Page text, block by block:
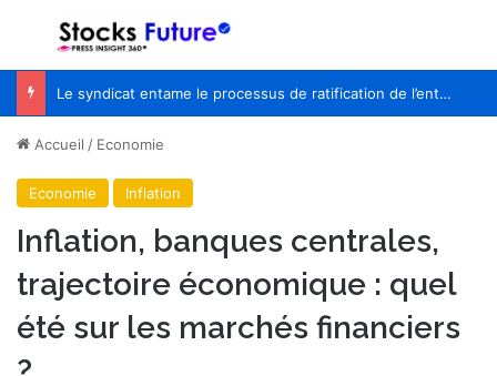
Menu
Le syndicat entame le processus de ratification de l’entente de principe avec WestJet
Accueil / Economie
Economie Inflation
Inflation, banques centrales,
trajectoire économique : quel
été sur les marchés financiers